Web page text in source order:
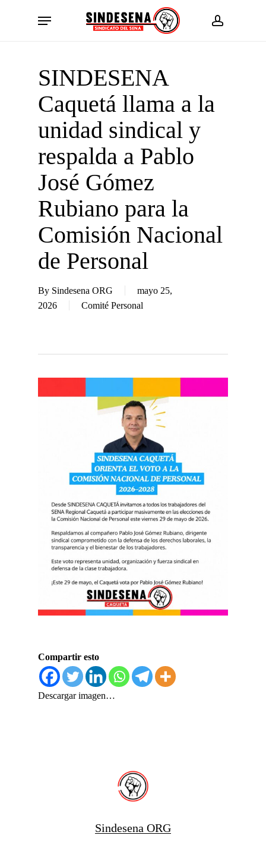
account
Menu
SINDESENA
Caquetá llama a la
unidad sindical y
respalda a Pablo
José Gómez
Rubiano para la
Comisión Nacional
de Personal
By Sindesena ORG
mayo 25,
2026
Comité Personal
Compartir esto
Descargar imagen…
Sindesena ORG